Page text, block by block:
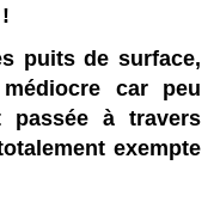
puits de surface,
car peu
passée à travers
exempte